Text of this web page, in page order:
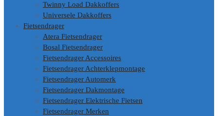
Twinny Load Dakkoffers
Universele Dakkoffers
Fietsendrager
Atera Fietsendrager
Bosal Fietsendrager
Fietsendrager Accessoires
Fietsendrager Achterklepmontage
Fietsendrager Automerk
Fietsendrager Dakmontage
Fietsendrager Elektrische Fietsen
Fietsendrager Merken